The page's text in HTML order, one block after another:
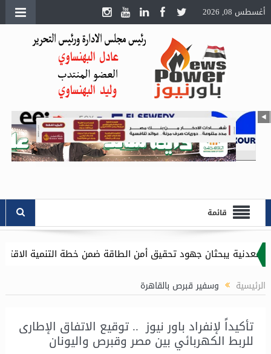
أغسطس 08, 2026
قائمة
يبحثان جهود تحقيق أمن الطاقة ضمن خطة التنمية الاقتصادية
عاما للإدارة العامة للشئون الكيميائية بمحطة توليد كهرباء
الرئيسية وسفير قبرص بالقاهرة
تأكيداً لإنفراد باور نيوز .. توقيع الاتفاق الإطارى
للربط الكهربائي بين مصر وقبرص واليونان